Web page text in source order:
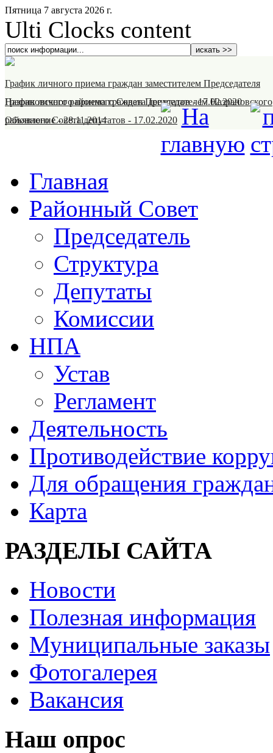
Пятница 7 августа 2026 г.
Ulti Clocks content
График личного приема граждан заместителем Председателя
Назрановского районного Совета депутатов-17.02.2020
График личного приема граждан Председателем Назрановского
районного Совета депутатов - 17.02.2020
Объявление-28.11.2014
Главная
Районный Совет
Председатель
Структура
Депутаты
Комиссии
НПА
Устав
Регламент
Деятельность
Противодействие
Для обращения
Карта
РАЗДЕЛЫ САЙТА
Новости
Полезная информация
Муниципальные заказы
Фотогалерея
Вакансия
Наш опрос